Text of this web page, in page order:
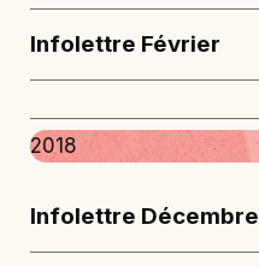
Infolettre Février
2018
Infolettre Décembre